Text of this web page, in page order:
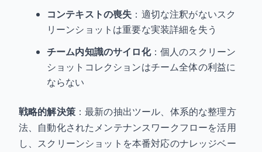
コンテキストの喪失 ：適切な注釈がないスク
リーンショットは重要な実装詳細を失う
チーム内知識のサイロ化：個人のスクリーン
ショットコレクションはチーム全体の利益に
ならない
戦略的解決策：最新の抽出ツール、体系的な整理方
法、自動化されたメンテナンスワークフローを活用
し、スクリーンショットを本番対応のナレッジベー